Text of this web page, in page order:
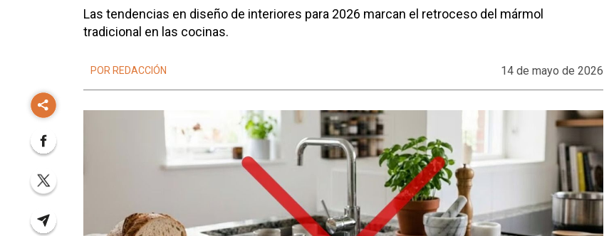
Las tendencias en diseño de interiores para 2026 marcan el retroceso del mármol
tradicional en las cocinas.
POR REDACCIÓN 14 de mayo de 2026